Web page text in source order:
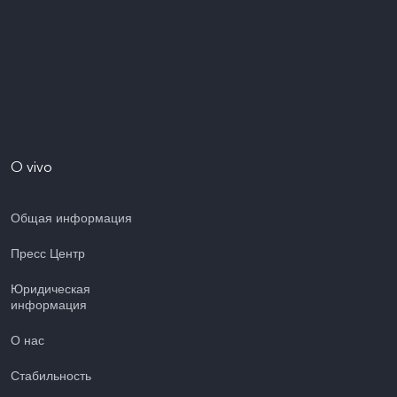
O vivo
Общая информация
Пресс Центр
Юридическая
информация
О нас
Стабильность